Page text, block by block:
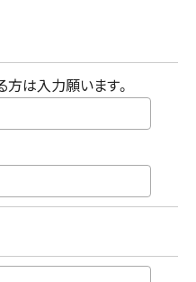
は入力願います。